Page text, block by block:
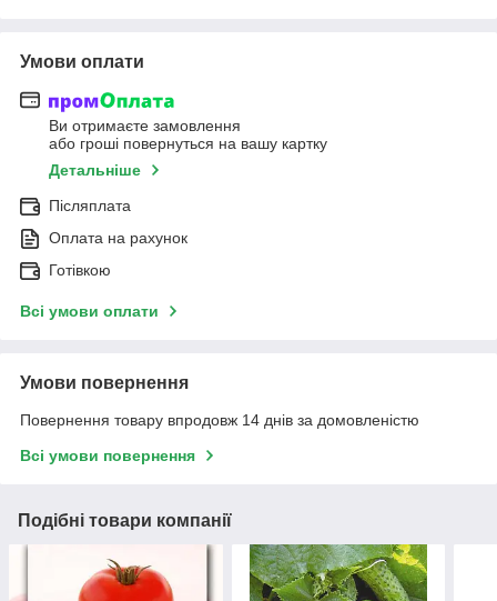
Умови оплати
Ви отримаєте замовлення
або гроші повернуться на вашу картку
Детальніше
Післяплата
Оплата на рахунок
Готівкою
Всі умови оплати
Умови повернення
Повернення товару впродовж 14 днів за домовленістю
Всі умови повернення
Подібні товари компанії